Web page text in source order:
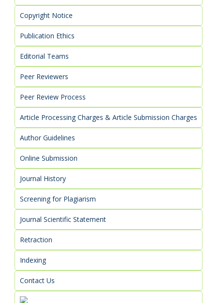
Copyright Notice
Publication Ethics
Editorial Teams
Peer Reviewers
Peer Review Process
Article Processing Charges & Article Submission Charges
Author Guidelines
Online Submission
Journal History
Screening for Plagiarism
Journal Scientific Statement
Retraction
Indexing
Contact Us